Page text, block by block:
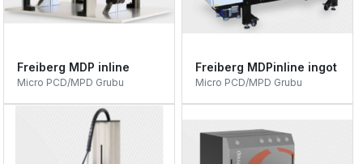
Freiberg MDP inline
Micro PCD/MPD Grubu
Freiberg MDPinline ingot
Micro PCD/MPD Grubu